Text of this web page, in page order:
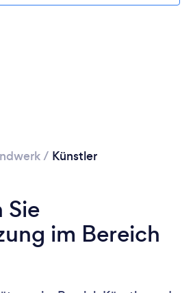
/ Künstler
Sie
im Bereich